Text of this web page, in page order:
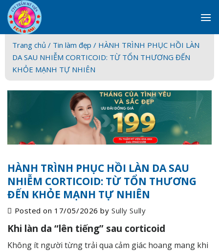
Skip
to
content
Trang chủ / Tin làm đẹp / HÀNH TRÌNH PHỤC HỒI LÀN
DA SAU NHIỄM CORTICOID: TỪ TỔN THƯƠNG ĐẾN
KHỎE MẠNH TỰ NHIÊN
HÀNH TRÌNH PHỤC HỒI LÀN DA SAU
NHIỄM CORTICOID: TỪ TỔN THƯƠNG
ĐẾN KHỎE MẠNH TỰ NHIÊN
Posted on 17/05/2026 bySully Sully
Khi làn da “lên tiếng” sau corticoid
Không ít người từng trải qua cảm giác hoang mang khi